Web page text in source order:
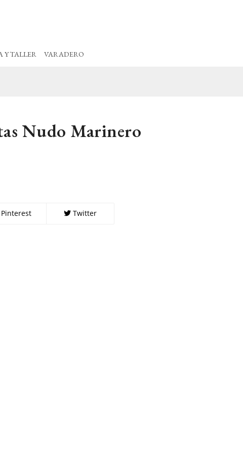
Y TALLER VARADERO
Nudo Marinero
Pinterest Twitter